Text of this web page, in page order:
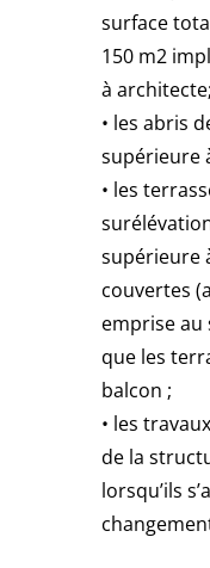
surface
150 m2
à architecte;
• les abris
supérieure
• les
supérieure
couvertes
emprise au
que les
balcon ;
• les
de la
lorsqu’ils